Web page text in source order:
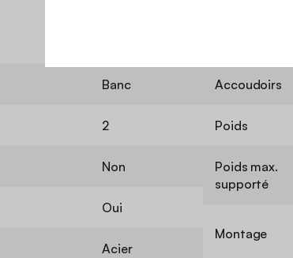
Banc
2
Non
Oui
Acier
Accoudoirs
Poids
Poids max.
supporté
Montage